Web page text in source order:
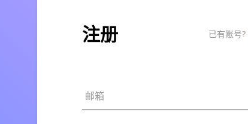
注册 已有账号?